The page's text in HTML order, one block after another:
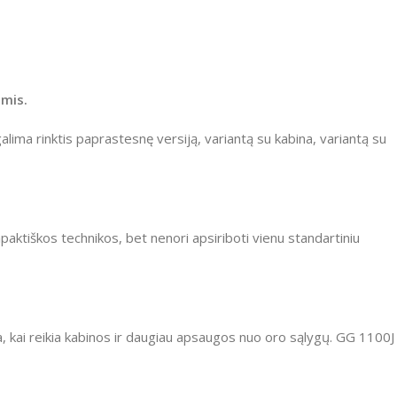
rinktis paprastesnę versiją, variantą su kabina, variantą su
technikos, bet nenori apsiriboti vienu standartiniu
reikia kabinos ir daugiau apsaugos nuo oro sąlygų. GG 1100J